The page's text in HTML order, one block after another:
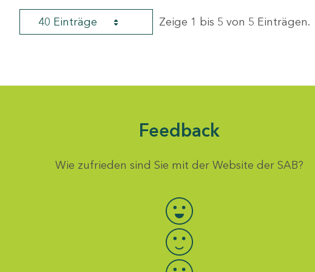
40 Einträge Zeige 1 bis 5 von 5 Einträgen.
Feedback
Wie zufrieden sind Sie mit der Website der SAB?
Bewertung auswählen